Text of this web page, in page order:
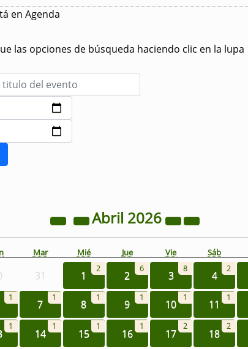
en Agenda
las opciones de búsqueda haciendo clic en la lupa
Abril 2026
Mar Mié Jue Vie Sáb
31 1
2
2
6
3
8
4
2
1
7
1
8
1
9
1
10
1
11
1
1
14
1
15
1
16
1
17
2
18
2